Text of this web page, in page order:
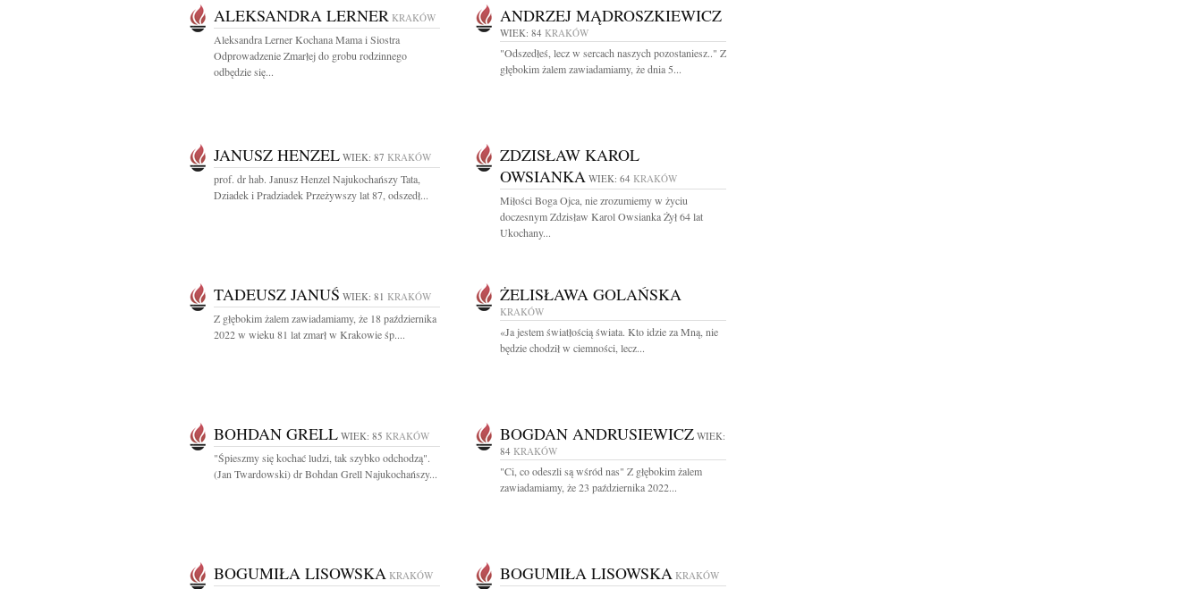
ALEKSANDRA LERNER KRAKÓW
Aleksandra Lerner Kochana Mama i Siostra
Odprowadzenie Zmarłej do grobu rodzinnego
odbędzie się...
ANDRZEJ MĄDROSZKIEWICZ
WIEK: 84 KRAKÓW
"Odszedłeś, lecz w sercach naszych pozostaniesz.." Z
głębokim żalem zawiadamiamy, że dnia 5...
JANUSZ HENZEL WIEK: 87 KRAKÓW
prof. dr hab. Janusz Henzel Najukochańszy Tata,
Dziadek i Pradziadek Przeżywszy lat 87, odszedł...
ZDZISŁAW KAROL
OWSIANKA WIEK: 64 KRAKÓW
Miłości Boga Ojca, nie zrozumiemy w życiu
doczesnym Zdzisław Karol Owsianka Żył 64 lat
Ukochany...
TADEUSZ JANUŚ WIEK: 81 KRAKÓW
Z głębokim żalem zawiadamiamy, że 18 października
2022 w wieku 81 lat zmarł w Krakowie śp....
ŻELISŁAWA GOLAŃSKA
KRAKÓW
«Ja jestem światłością świata. Kto idzie za Mną, nie
będzie chodził w ciemności, lecz...
BOHDAN GRELL WIEK: 85 KRAKÓW
"Śpieszmy się kochać ludzi, tak szybko odchodzą".
(Jan Twardowski) dr Bohdan Grell Najukochańszy...
BOGDAN ANDRUSIEWICZ WIEK:
84 KRAKÓW
"Ci, co odeszli są wśród nas" Z głębokim żalem
zawiadamiamy, że 23 października 2022...
BOGUMIŁA LISOWSKA KRAKÓW BOGUMIŁA LISOWSKA KRAKÓW